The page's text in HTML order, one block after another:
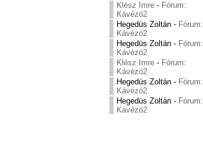
Klész Imre - Fórum:
Kávézó2
Hegedüs Zoltán - Fórum:
Kávézó2
Hegedüs Zoltán - Fórum:
Kávézó2
Klész Imre - Fórum:
Kávézó2
Hegedüs Zoltán - Fórum:
Kávézó2
Hegedüs Zoltán - Fórum:
Kávézó2